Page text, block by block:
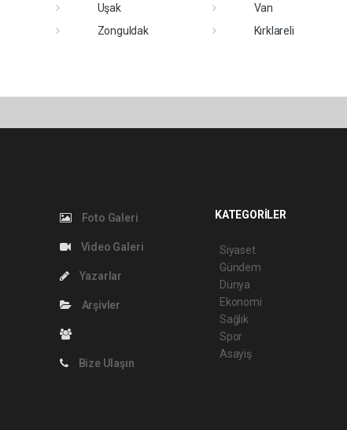
Uşak
Van
Zonguldak
Kırklareli
Foto Galeri
Video Galeri
Yazarlar
Arşivler
Bize Ulaşın
KATEGORİLER
Siyaset
Gündem
Dünya
Ekonomi
Sağlık
Spor
Asayiş